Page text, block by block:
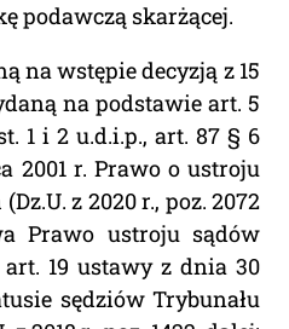
podawczą skarżącej.
na wstępie decyzją z 15
na podstawie art. 5
1 i 2 u.d.i.p., art. 87 § 6
2001 r. Prawo o ustroju
z 2020 r., poz. 2072
Prawo ustroju sądów
art. 19 ustawy z dnia 30
sędziów Trybunału